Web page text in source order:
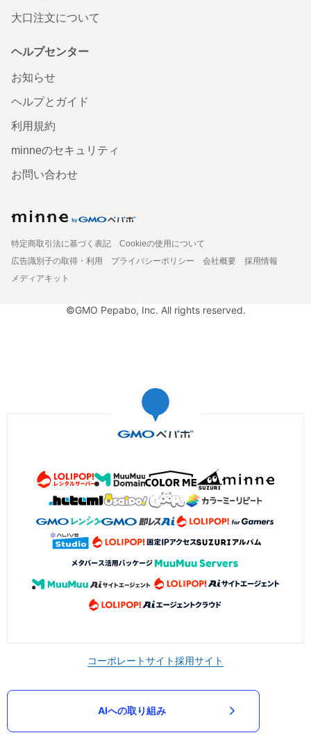
大口注文について
ヘルプセンター
お知らせ
ヘルプとガイド
利用規約
minneのセキュリティ
お問い合わせ
特定商取引法に基づく表記
Cookieの使用について
広告識別子の取得・利用
プライバシーポリシー 会社概要
採用情報
メディアキット
©GMO Pepabo, Inc. All rights reserved.
コーポレートサイト採用サイト
AIへの取り組み